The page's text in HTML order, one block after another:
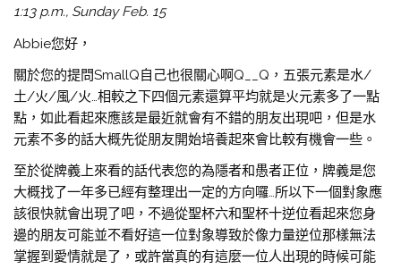
1:13 p.m., Sunday Feb. 15
Abbie您好，
關於您的提問SmallQ自己也很關心啊Q__Q，五張元素是水/
土/火/風/火…相較之下四個元素還算平均就是火元素多了一點
點，如此看起來應該是最近就會有不錯的朋友出現吧，但是水
元素不多的話大概先從朋友開始培養起來會比較有機會一些。
至於從牌義上來看的話代表您的為隱者和愚者正位，牌義是您
大概找了一年多已經有整理出一定的方向囉…所以下一個對象應
該很快就會出現了吧，不過從聖杯六和聖杯十逆位看起來您身
邊的朋友可能並不看好這一位對象導致於像力量逆位那樣無法
掌握到愛情就是了，或許當真的有這麼一位人出現的時候可能